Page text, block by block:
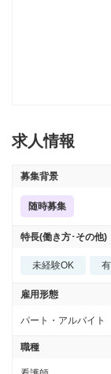
求人情報
募集背景
随時募集
特長(働き方･その他)
未経験OK
雇用形態
パート・アルバイト
職種